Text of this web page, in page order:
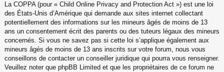
La COPPA (pour « Child Online Privacy and Protection Act ») est une loi
des États-Unis d’Amérique qui demande aux sites internet collectant
potentiellement des informations sur les mineurs âgés de moins de 13
ans un consentement écrit des parents ou des tuteurs légaux des mineurs
concernés. Si vous ne savez pas si cette loi s’applique également aux
mineurs âgés de moins de 13 ans inscrits sur votre forum, nous vous
conseillons de contacter un conseiller juridique qui pourra vous renseigner.
Veuillez noter que phpBB Limited et que les propriétaires de ce forum ne